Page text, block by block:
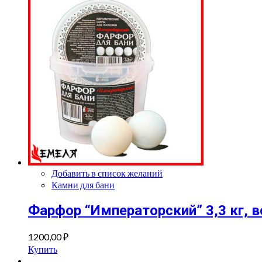
Добавить в список желаний
Камни для бани
Фарфор “Императорский” 3,3 кг,
1200,00₽
Купить